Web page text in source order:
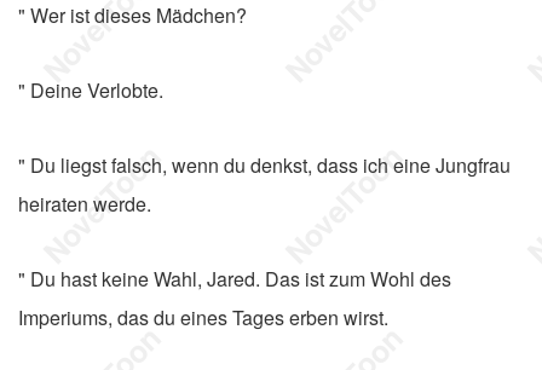
" Wer ist dieses Mädchen?
" Deine Verlobte.
" Du liegst falsch, wenn du denkst, dass ich eine Jungfrau
heiraten werde.
" Du hast keine Wahl, Jared. Das ist zum Wohl des
Imperiums, das du eines Tages erben wirst.